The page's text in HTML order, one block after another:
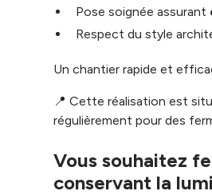
Pose soignée assurant
Respect du style
Un chantier rapide et
📍 Cette réalisation est
régulièrement pour des
Vous souhaitez
conservant la